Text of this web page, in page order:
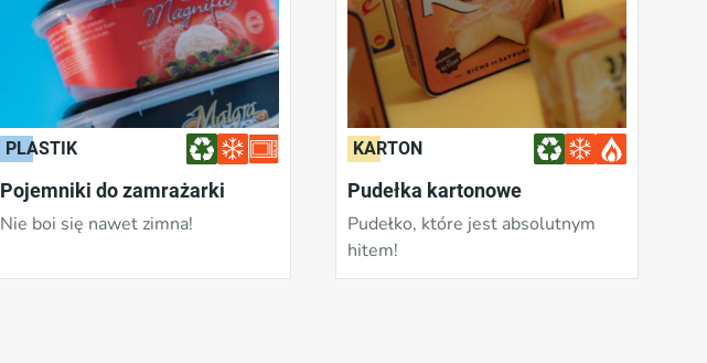
PLASTIK
Pojemniki do zamrażarki
Nie boi się nawet zimna!
KARTON
Pudełka kartonowe
Pudełko, które jest absolutnym
hitem!